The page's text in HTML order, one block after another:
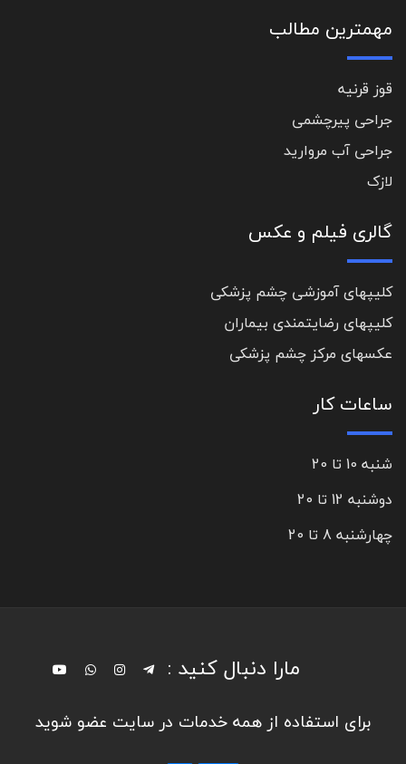
مهمترین مطالب
قوز قرنیه
جراحی پیرچشمی
جراحی آب مروارید
لازک
گالری فیلم و عکس
کلیپهای آموزشی چشم پزشکی
کلیپهای رضایتمندی بیماران
عکسهای مرکز چشم پزشکی
ساعات کار
شنبه 10 تا 20
دوشنبه 12 تا 20
چهارشنبه 8 تا 20
مارا دنبال کنید :
برای استفاده از همه خدمات در سایت عضو شوید